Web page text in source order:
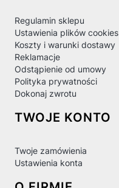
Regulamin sklepu
Ustawienia plików cookies
Koszty i warunki dostawy
Reklamacje
Odstąpienie od umowy
Polityka prywatności
Dokonaj zwrotu
TWOJE KONTO
Twoje zamówienia
Ustawienia konta